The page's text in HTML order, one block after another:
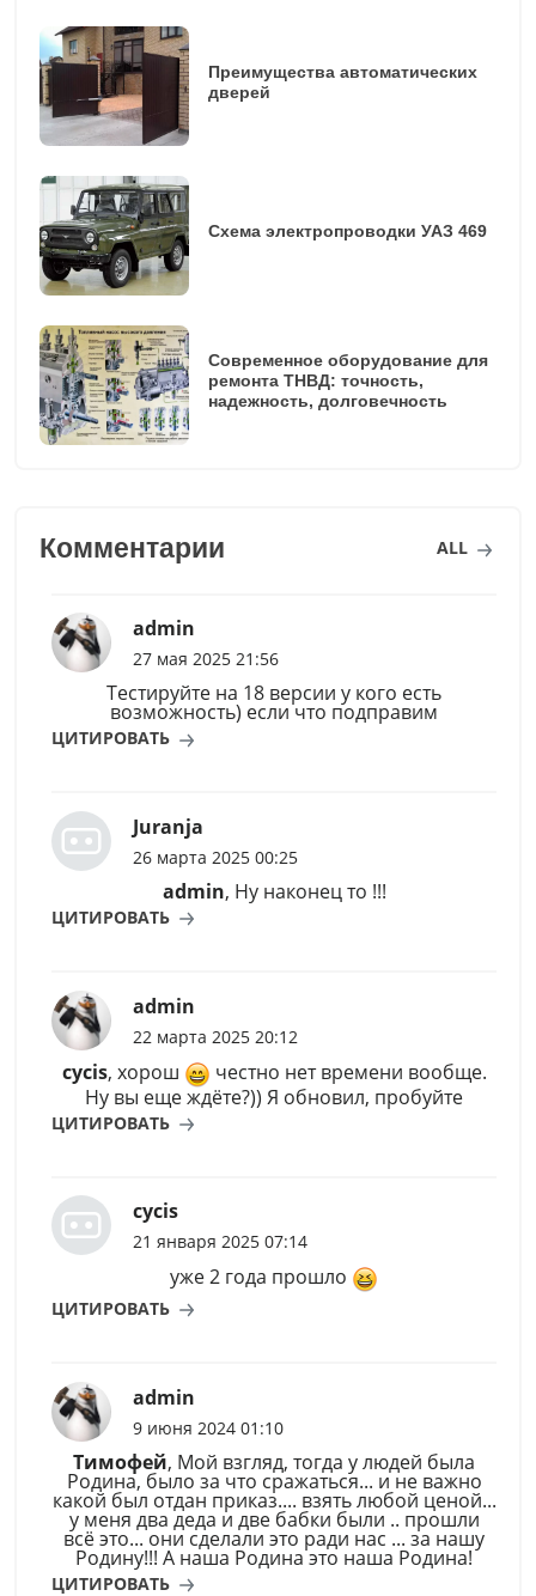
Преимущества автоматических
дверей
Схема электропроводки УАЗ 469
Современное оборудование для
ремонта ТНВД: точность,
надежность, долговечность
Комментарии ALL
admin
27 мая 2025 21:56
Тестируйте на 18 версии у кого есть
возможность) если что подправим
ЦИТИРОВАТЬ
Juranja
26 марта 2025 00:25
admin, Ну наконец то !!!
ЦИТИРОВАТЬ
admin
22 марта 2025 20:12
cycis, хорош
честно нет времени вообще.
Ну вы еще ждёте?)) Я обновил, пробуйте
ЦИТИРОВАТЬ
cycis
21 января 2025 07:14
уже 2 года прошло
ЦИТИРОВАТЬ
admin
9 июня 2024 01:10
Тимофей, Мой взгляд, тогда у людей была
Родина, было за что сражаться... и не важно
какой был отдан приказ.... взять любой ценой...
у меня два деда и две бабки были .. прошли
всё это... они сделали это ради нас ... за нашу
Родину!!! А наша Родина это наша Родина!
ЦИТИРОВАТЬ